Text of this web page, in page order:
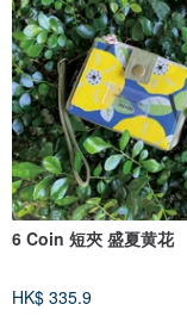
6 Coin 短夾 盛夏黄花
HK$ 335.9